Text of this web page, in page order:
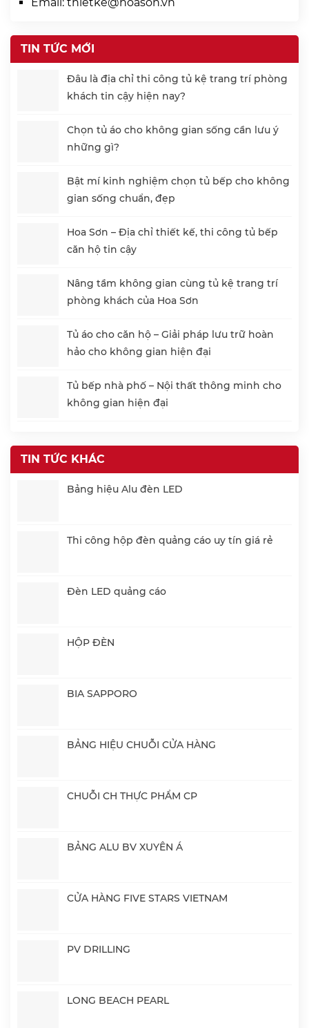
TIN TỨC MỚI
Đâu là địa chỉ thi công tủ kệ trang trí phòng
khách tin cậy hiện nay?
Chọn tủ áo cho không gian sống cần lưu ý
những gì?
Bật mí kinh nghiệm chọn tủ bếp cho không
gian sống chuẩn, đẹp
Hoa Sơn – Địa chỉ thiết kế, thi công tủ bếp
căn hộ tin cậy
Nâng tầm không gian cùng tủ kệ trang trí
phòng khách của Hoa Sơn
Tủ áo cho căn hộ – Giải pháp lưu trữ hoàn
hảo cho không gian hiện đại
Tủ bếp nhà phố – Nội thất thông minh cho
không gian hiện đại
TIN TỨC KHÁC
Bảng hiệu Alu đèn LED
Thi công hộp đèn quảng cáo uy tín giá rẻ
Đèn LED quảng cáo
HỘP ĐÈN
BIA SAPPORO
BẢNG HIỆU CHUỖI CỬA HÀNG
CHUỖI CH THỰC PHẨM CP
BẢNG ALU BV XUYÊN Á
CỬA HÀNG FIVE STARS VIETNAM
PV DRILLING
LONG BEACH PEARL